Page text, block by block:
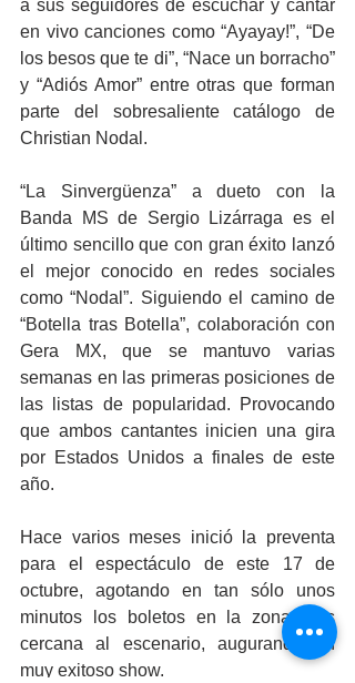
a sus seguidores de escuchar y cantar
en vivo canciones como “Ayayay!”, “De
los besos que te di”, “Nace un borracho”
y “Adiós Amor” entre otras que forman
parte del sobresaliente catálogo de
Christian Nodal.
“La Sinvergüenza” a dueto con la
Banda MS de Sergio Lizárraga es el
último sencillo que con gran éxito lanzó
el mejor conocido en redes sociales
como “Nodal”. Siguiendo el camino de
“Botella tras Botella”, colaboración con
Gera MX, que se mantuvo varias
semanas en las primeras posiciones de
las listas de popularidad. Provocando
que ambos cantantes inicien una gira
por Estados Unidos a finales de este
año.
Hace varios meses inició la preventa
para el espectáculo de este 17 de
octubre, agotando en tan sólo unos
minutos los boletos en la zona más
cercana al escenario, augurando un
muy exitoso show.